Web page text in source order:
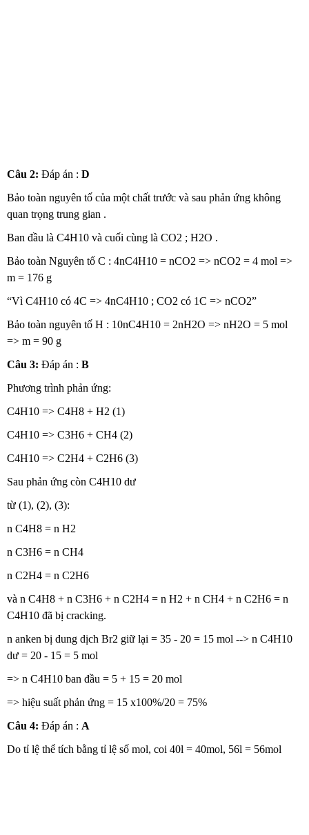
Câu 2: Đáp án : D
Bảo toàn nguyên tố của một chất trước và sau phản ứng không
quan trọng trung gian .
Ban đầu là C4H10 và cuối cùng là CO2 ; H2O .
Bảo toàn Nguyên tố C : 4nC4H10 = nCO2 => nCO2 = 4 mol =>
m = 176 g
“Vì C4H10 có 4C => 4nC4H10 ; CO2 có 1C => nCO2”
Bảo toàn nguyên tố H : 10nC4H10 = 2nH2O => nH2O = 5 mol
=> m = 90 g
Câu 3: Đáp án : B
Phương trình phản ứng:
C4H10 => C4H8 + H2 (1)
C4H10 => C3H6 + CH4 (2)
C4H10 => C2H4 + C2H6 (3)
Sau phản ứng còn C4H10 dư
từ (1), (2), (3):
n C4H8 = n H2
n C3H6 = n CH4
n C2H4 = n C2H6
và n C4H8 + n C3H6 + n C2H4 = n H2 + n CH4 + n C2H6 = n
C4H10 đã bị cracking.
n anken bị dung dịch Br2 giữ lại = 35 - 20 = 15 mol --> n C4H10
dư = 20 - 15 = 5 mol
=> n C4H10 ban đầu = 5 + 15 = 20 mol
=> hiệu suất phản ứng = 15 x100%/20 = 75%
Câu 4: Đáp án : A
Do tỉ lệ thể tích bằng tỉ lệ số mol, coi 40l = 40mol, 56l = 56mol